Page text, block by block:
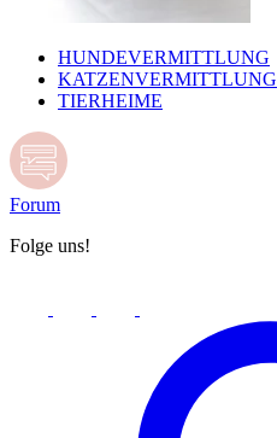
HUNDEVERMITTLUNG
KATZENVERMITTLUNG
TIERHEIME
Forum
Folge uns!